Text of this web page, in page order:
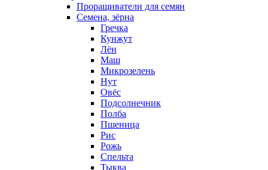
Проращиватели для семян
Семена, зёрна
Гречка
Кунжут
Лён
Маш
Микрозелень
Нут
Овёс
Подсолнечник
Полба
Пшеница
Рис
Рожь
Спельта
Тыква